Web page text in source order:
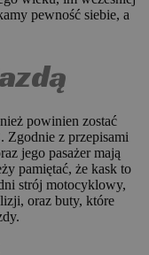
pewność siebie, a
powinien zostać
Zgodnie z przepisami
jego pasażer mają
pamiętać, że kask to
strój motocyklowy,
oraz buty, które